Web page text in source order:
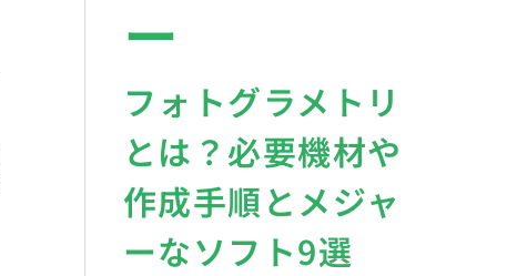
ー
フォトグラメトリ
とは？必要機材や
作成手順とメジャ
ーなソフト9選